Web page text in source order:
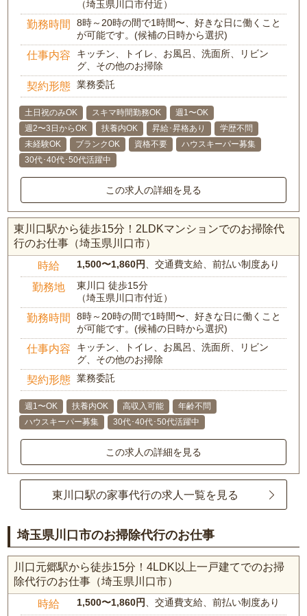
（埼玉県川口市付近）
勤務時間
8時～20時の間で1時間〜、好きな日に働くこと
が可能です。(候補の日時から選択)
仕事内容
キッチン、トイレ、お風呂、洗面所、リビン
グ、その他のお掃除
契約形態 業務委託
土日祝のみOK スキマ時間勤務OK
週1〜OK
週2〜3日からOK
扶養内OK 昇給･昇格あり
学歴不問
未経験OK
ブランクOK 資格不要
ハウスキーパー募集
30代･40代･50代活躍中
この求人の詳細を見る
東川口駅から徒歩15分！2LDKマンションでのお掃除代
行のお仕事（埼玉県川口市）
時給 1,500〜1,860円、交通費支給、前払い制度あり
勤務地
東川口 徒歩15分
（埼玉県川口市付近）
勤務時間
8時～20時の間で1時間〜、好きな日に働くこと
が可能です。(候補の日時から選択)
仕事内容
キッチン、トイレ、お風呂、洗面所、リビン
グ、その他のお掃除
契約形態 業務委託
週1〜OK 扶養内OK 高収入可能
年齢不問
ハウスキーパー募集
30代･40代･50代活躍中
この求人の詳細を見る
東川口駅の家事代行の求人一覧を見る
埼玉県川口市のお掃除代行のお仕事
川口元郷駅から徒歩15分！4LDK以上一戸建てでのお掃
除代行のお仕事（埼玉県川口市）
時給 1,500〜1,860円 、交通費支給、前払い制度あり